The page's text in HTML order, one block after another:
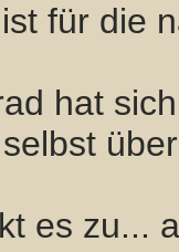
für die
hat
es zu...